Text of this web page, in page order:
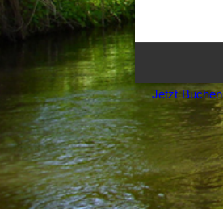
Jetzt Buchen